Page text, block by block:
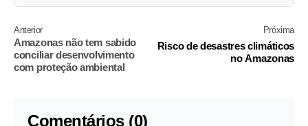
Anterior
Amazonas não tem sabido
conciliar desenvolvimento
com proteção ambiental
Próxima
Risco de desastres climáticos
no Amazonas
Comentários (0)